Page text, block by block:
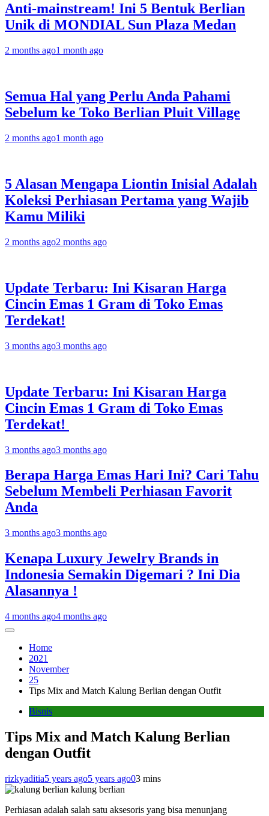
Anti-mainstream! Ini 5 Bentuk Berlian
Unik di MONDIAL Sun Plaza Medan
2 months ago1 month ago
Semua Hal yang Perlu Anda Pahami
Sebelum ke Toko Berlian Pluit Village
2 months ago1 month ago
5 Alasan Mengapa Liontin Inisial Adalah
Koleksi Perhiasan Pertama yang Wajib
Kamu Miliki
2 months ago2 months ago
Update Terbaru: Ini Kisaran Harga
Cincin Emas 1 Gram di Toko Emas
Terdekat!
3 months ago3 months ago
Update Terbaru: Ini Kisaran Harga
Cincin Emas 1 Gram di Toko Emas
Terdekat!
3 months ago3 months ago
Berapa Harga Emas Hari Ini? Cari Tahu
Sebelum Membeli Perhiasan Favorit
Anda
3 months ago3 months ago
Kenapa Luxury Jewelry Brands in
Indonesia Semakin Digemari ? Ini Dia
Alasannya !
4 months ago4 months ago
Home
2021
November
25
Tips Mix and Match Kalung Berlian dengan Outfit
Bisnis
Tips Mix and Match Kalung Berlian
dengan Outfit
rizkyaditia5 years ago5 years ago03 mins
kalung berlian
Perhiasan adalah salah satu aksesoris yang bisa menunjang